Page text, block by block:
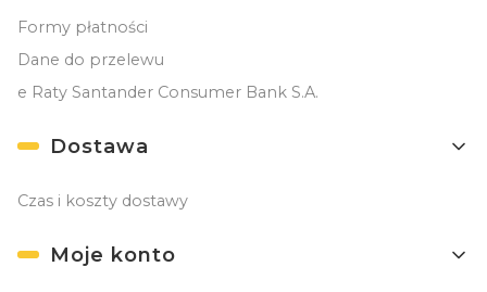
Formy płatności
Dane do przelewu
e Raty Santander Consumer Bank S.A.
Dostawa
Czas i koszty dostawy
Moje konto